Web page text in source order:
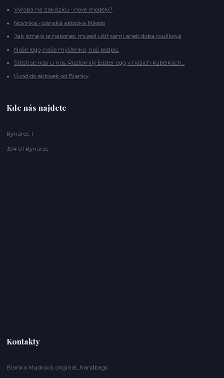
Výroba na zakázku - nové modely?
Novinka - pánská aktovka Mikelo
Jak jsme si je nakonec museli ušít sami aneb doba roušková
Naše logo, naše myšlenka, náš podpis.
Štěstí se nosí u nás. Roztomilý Easter egg v našich kabelkách...
Úvod do aktovek od Blanky
Kde nás najdete
Rynárec 1
394 01 Rynárec
Kontakty
Blanka Mudrová, original_handbags